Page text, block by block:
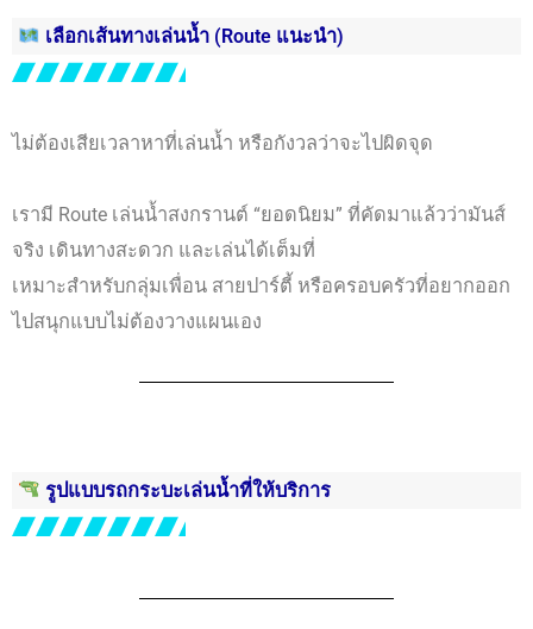
เลือกเส้นทางเล่นน้ำ (Route แนะนำ)
ไม่ต้องเสียเวลาหาที่เล่นน้ำ หรือกังวลว่าจะไปผิดจุด
เรามี Route เล่นน้ำสงกรานต์ “ยอดนิยม” ที่คัดมาแล้วว่ามันส์
จริง เดินทางสะดวก และเล่นได้เต็มที่
เหมาะสำหรับกลุ่มเพื่อน สายปาร์ตี้ หรือครอบครัวที่อยากออก
ไปสนุกแบบไม่ต้องวางแผนเอง
รูปแบบรถกระบะเล่นน้ำที่ให้บริการ